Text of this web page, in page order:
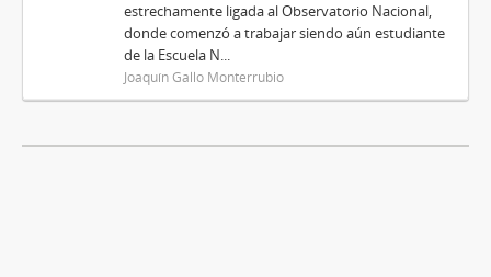
estrechamente ligada al Observatorio Nacional,
donde comenzó a trabajar siendo aún estudiante
de la Escuela N...
Joaquín Gallo Monterrubio